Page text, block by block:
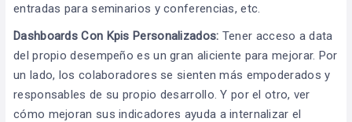
entradas para seminarios y conferencias, etc.
Dashboards Con Kpis Personalizados: Tener acceso a data
del propio desempeño es un gran aliciente para mejorar. Por
un lado, los colaboradores se sienten más empoderados y
responsables de su propio desarrollo. Y por el otro, ver
cómo mejoran sus indicadores ayuda a internalizar el